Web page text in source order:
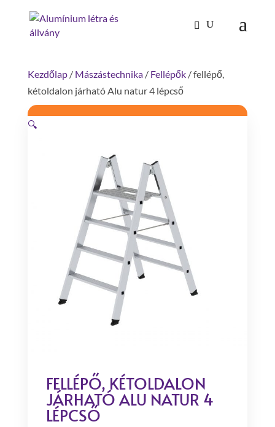
Kezdőlap/ Mászástechnika/ Fellépők/ fellépő,
kétoldalon járható Alu natur 4 lépcső
🔍
FELLÉPŐ, KÉTOLDALON
JÁRHATÓ ALU NATUR 4
LÉPCSŐ